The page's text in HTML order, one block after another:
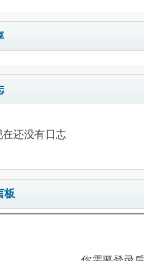
在还没有日志
板